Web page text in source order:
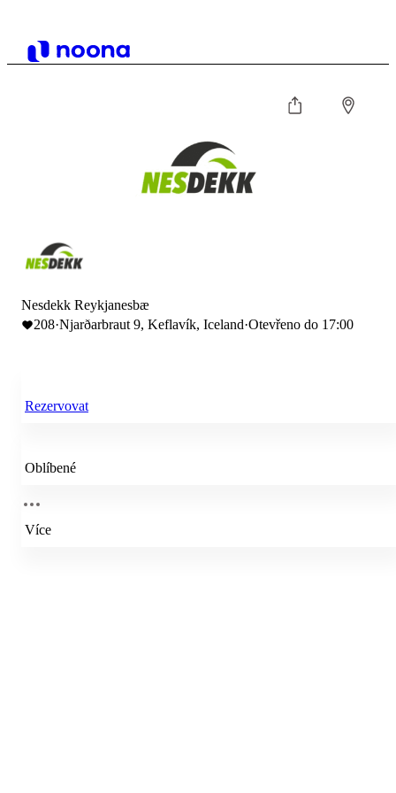
Nesdekk Reykjanesbæ
208·Njarðarbraut 9, Keflavík, Iceland·Otevřeno do 17:00
Rezervovat
Oblíbené
Více